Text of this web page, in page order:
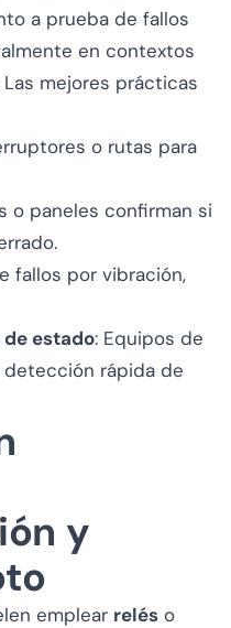
a prueba de fallos
en contextos
mejores prácticas
o rutas para
o paneles confirman si
fallos por vibración,
estado: Equipos de
detección rápida de
y
emplear relés o